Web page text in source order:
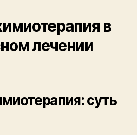
в
лечении
суть